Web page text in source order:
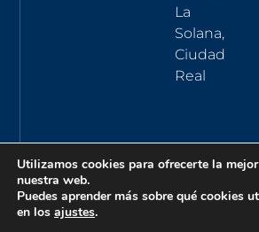
La
Solana,
Ciudad
Real
Utilizamos cookies para ofrecerte la
nuestra web.
Puedes aprender más sobre qué cookies
en los ajustes.